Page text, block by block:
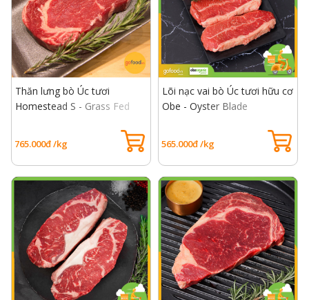
Thăn lưng bò Úc tươi
Homestead S - Grass Fed
765.000đ /kg
Lõi nạc vai bò Úc tươi hữu cơ
Obe - Oyster Blade
565.000đ /kg